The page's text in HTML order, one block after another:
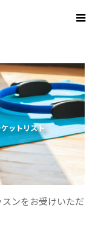
ケットリスト
ンをお受けいただ